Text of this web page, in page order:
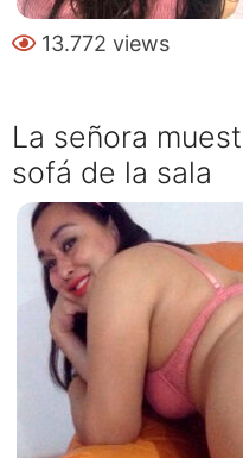
13.772 views
La señora
sofá de la sala